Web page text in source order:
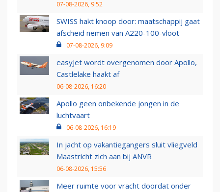
07-08-2026, 9:52
SWISS hakt knoop door: maatschappij gaat
afscheid nemen van A220-100-vloot
07-08-2026, 9:09
easyJet wordt overgenomen door Apollo,
Castlelake haakt af
06-08-2026, 16:20
Apollo geen onbekende jongen in de
luchtvaart
06-08-2026, 16:19
In jacht op vakantiegangers sluit vliegveld
Maastricht zich aan bij ANVR
06-08-2026, 15:56
Meer ruimte voor vracht doordat onder